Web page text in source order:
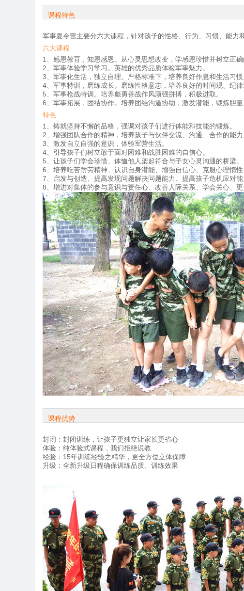
课程特色
军事夏令营主要分六大课程，针对孩子的性格、行为、习惯、能力
六大课程
1、感恩教育，知恩感恩。从心灵思想改变，学感恩珍惜并树立正确
2、军事体验学习学习。英雄的优秀品质体睑军事魅力。
3、军事化生活，独立自理。严格标准下，培养良好作息和生活习惯
4、军事特训，磨练成长。磨练性格意志，培养良好的时间观、纪律
5、军事枪战特训。培养彪勇善战作风顽强拼搏，积极进取。
6、军事拓展，团结协作。培养团结沟逼协助，激发潜能，锻炼胆量
特色
1、铸就坚持不懈的品格，强调对孩子们进行体能和技能的锻炼。
2、增强团队合作的精神，培养孩子与伙伴交流、沟通、合作的能力
3、激发自立自强的意识，体验军营生活。
4、引导孩子们树立敢于面对困难和战胜困难的自信心。
5、让孩子们学会珍惜、体恤他人架起符合与子女心灵沟通的桥梁。
6、培养吃苦耐劳精神、认识自身潜能、增强自信心、克服心理惰性
7、启发与创造、提高发现问题解决问题能力、提高孩子危机应对能
8、增进对集体的参与意识与责任心、改善人际关系、学会关心、更
课程优势
封闭：封闭训练，让孩子更独立让家长更省心
体验：纯体验式课程，我们拒绝说教
经验：15年训练经验之精华，更全方位立体保障
升级：全新升级日程确保训练品质、训练效果